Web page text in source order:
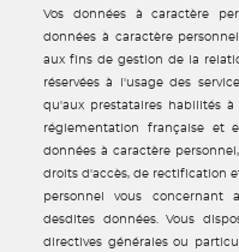
Vos données à caractère
données à caractère
aux fins de gestion de la
réservées à l'usage des
qu'aux prestataires habilités
réglementation française et
données à caractère
droits d'accès, de rectification
personnel vous concernant
desdites données. Vous
directives générales ou